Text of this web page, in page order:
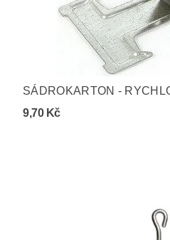
SÁDROKARTON -
9,70 Kč